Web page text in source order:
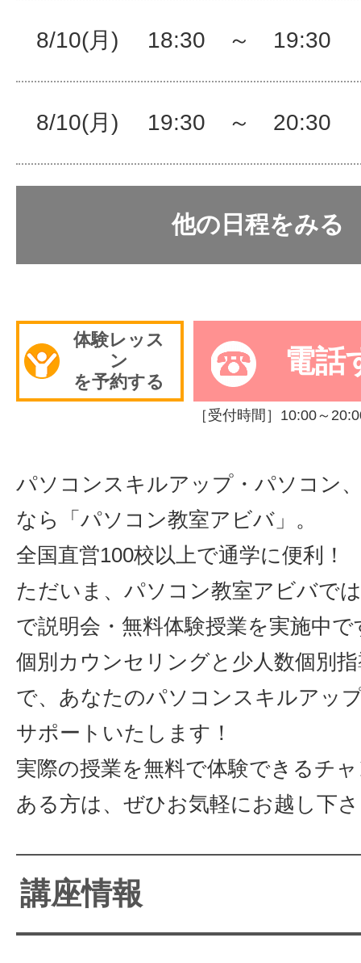
8/10(月) 18:30 ～
8/10(月) 19:30 ～
他の日程をみる
体験レッス
ン
を予約する
電話
［受付時間］10:00～
パソコンスキルアップ・パソコン
なら「パソコン教室アビバ」。
全国直営100校以上で通学に便利！
ただいま、パソコン教室アビバで
で説明会・無料体験授業を実施中で
個別カウンセリングと少人数個別
で、あなたのパソコンスキルアッ
サポートいたします！
実際の授業を無料で体験できるチ
ある方は、ぜひお気軽にお越し下
講座情報